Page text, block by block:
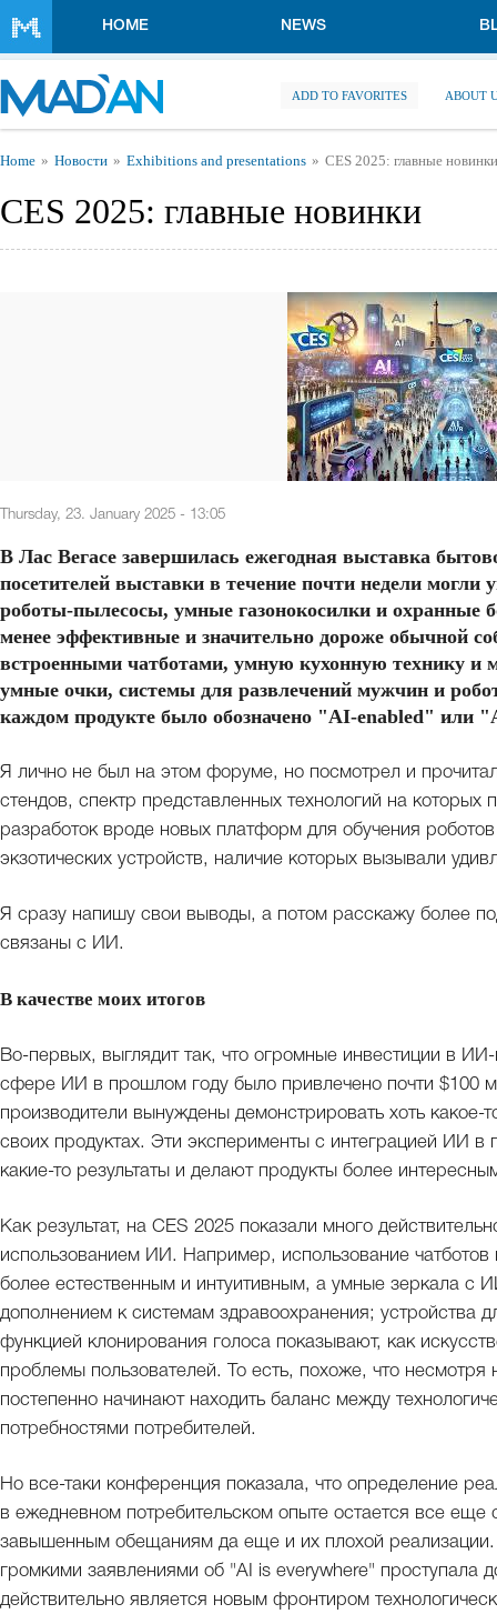
HOME NEWS
ADD TO FAVORITES ABOUT
You are here
Home Новости Exhibitions and presentations CES 2025: главные
CES 2025: главные новинки
Thursday, 23. January 2025 - 13:05
В Лас Вегасе завершилась ежегодная выставка
посетителей выставки в течение почти недели могли
роботы-пылесосы, умные газонокосилки и охранные
менее эффективные и значительно дороже обычной
встроенными чатботами, умную кухонную технику и
умные очки, системы для развлечений мужчин и
каждом продукте было обозначено "AI-enabled" или
Я лично не был на этом форуме, но посмотрел и
стендов, спектр представленных технологий на
разработок вроде новых платформ для обучения
экзотических устройств, наличие которых вызывали
Я сразу напишу свои выводы, а потом расскажу более
связаны с ИИ.
В качестве моих итогов
Во-первых, выглядит так, что огромные инвестиции в
сфере ИИ в прошлом году было привлечено почти $100
производители вынуждены демонстрировать хоть какое-
своих продуктах. Эти эксперименты с интеграцией ИИ в
какие-то результаты и делают продукты более
Как результат, на CES 2025 показали много
использованием ИИ. Например, использование
более естественным и интуитивным, а умные зеркала с
дополнением к системам здравоохранения; устройства
функцией клонирования голоса показывают, как
проблемы пользователей. То есть, похоже, что
постепенно начинают находить баланс между
потребностями потребителей.
Но все-таки конференция показала, что определение
в ежедневном потребительском опыте остается все еще
завышенным обещаниям да еще и их плохой
громкими заявлениями об "AI is everywhere" проступала
действительно является новым фронтиром